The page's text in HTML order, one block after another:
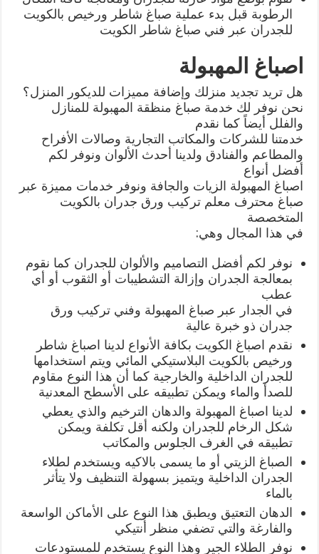
الرطوبة قبل بدء عملية صباغ شاطر ورخيص بالكويت
للجدران عبر فني صباغ شاطر الكويت
اصباغ المهبولة
هل تريد تجديد منزلك وإضافة مميزات للديكور المنزل؟
نحن نوفر لك خدمة صباغ منظقة المهبولة للمنازل
والفلل أيضاً كما نقدم
خدمتنا للشركات والمكاتب التجارية وصالات الأفراح
والمطاعم والفنادق ولدينا أحدث الألوان ونوفر لكم
أفضل أنواع
اصباغ المهبولة الزيات والجافة ونوفر خدمات مميزة عبر
صباغ محترف معلم تركيب ورق جدران بالكويت
المتخصصة
في هذا المجال وهي:
نوفر لكم أفضل التصاميم والألوان للجدران كما نقوم
بمعالجة الجدران وإزالة التشطيبات أو الثقوب أو أي
عطب
في الجدار عبر صباغ المهبولة وفني تركيب ورق
جدران ذو خبرة عالية
نقدم اصباغ الكويت بكافة الأنواع لدينا اصباغ شاطر
ورخيص بالكويت البلاستيكي المائي ويتم استخدامها
للجدران الداخلية والخارجية كما أن هذا النوع مقاوم
للصدأ والماء ويمكن تطبيقه على الأسطح المعدنية
لدينا اصباغ المهبولة والدهان الترخيم والذي يعطي
شكل الرخام للجدران ولكنه أقل تكلفة ويمكن
تطبيقه في الغرف الجلوس والمكاتب
الصباغ الزيتي أو ما يسمى بالاكيه ويستخدم لطلاء
الجدران الداخلية ويتميز بسهولة التنظيف ولا يتأثر
بالماء
الدهان التعتيق ويطبق هذا النوع على الأماكن الواسعة
والفارغة والتي تضفي منظر أنتيكي
نوفر الطلاء الجير وهذا النوع يستخدم للمستودعات